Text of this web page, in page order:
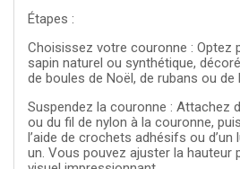
Étapes :
Choisissez votre couronne : Optez
sapin naturel ou synthétique,
de boules de Noël, de rubans ou de
Suspendez la couronne : Attachez
ou du fil de nylon à la couronne,
l’aide de crochets adhésifs ou
un. Vous pouvez ajuster la hauteur